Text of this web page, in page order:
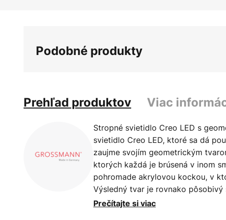
obrázkov
Podobné produkty
Prehľad produktov Viac
Stropné svietidlo Creo LED s
svietidlo Creo LED, ktoré sa dá
zaujme svojím geometrickým
ktorých každá je brúsená v inom
pohromade akrylovou kockou, v
Výsledný tvar je rovnako
optikou osvetlenia. Vďaka použitiu
Prečítajte si viac